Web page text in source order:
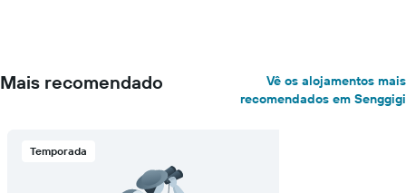
Mais recomendado
Vê os alojamentos mais
recomendados em Senggigi
Temporada